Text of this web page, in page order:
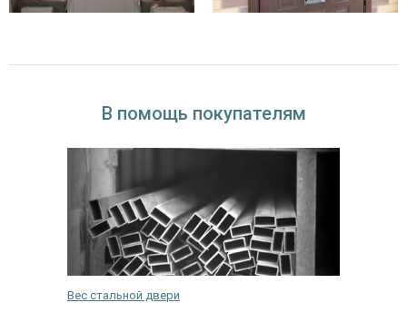
В помощь покупателям
Вес стальной двери